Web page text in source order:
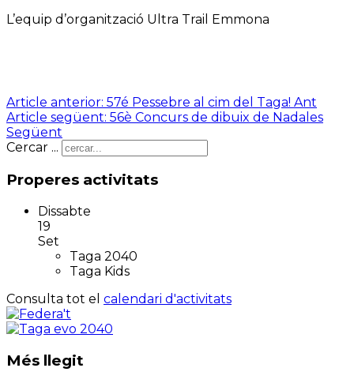
L’equip d’organització Ultra Trail Emmona
Article anterior: 57é Pessebre al cim del Taga! Ant
Article següent: 56è Concurs de dibuix de Nadales
Següent
Cercar ...
Properes activitats
Dissabte
19
Set
Taga 2040
Taga Kids
Consulta tot el calendari d'activitats
Més llegit